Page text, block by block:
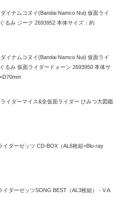
ダイナムコヌイ(Bandai Namco Nui) 仮面ライ
るみ ジーク 2693952 本体サイズ：約
ダイナムコヌイ(Bandai Namco Nui) 仮面ライ
るみ 仮面ライダードォーン 2693950 本体サ
ライダーマイス&全仮面ライダー ひみつ大図鑑
イダーゼッツ CD-BOX（AL6枚組+Blu-ray
イダーゼッツSONG BEST（AL3枚組） - V.A.